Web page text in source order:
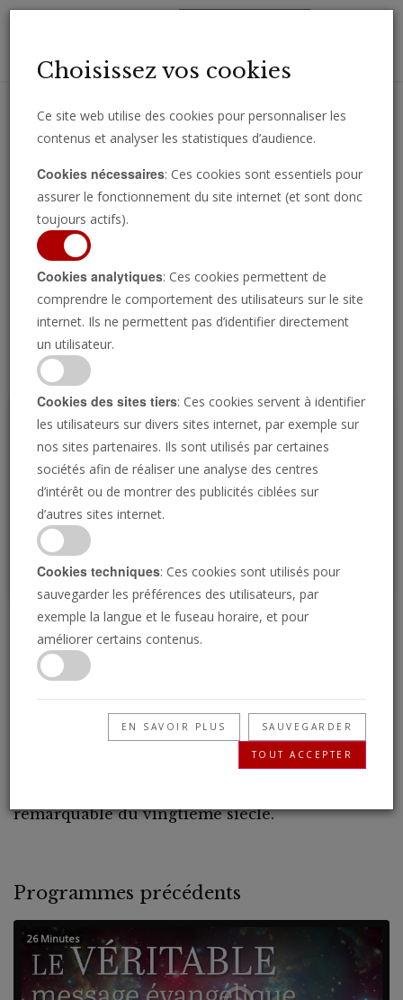
importantes directement par e-mail.
Regarder l’émission
P
Qui était Herbert W.
Armstrong ?
29/06/2018 • 3 Minutes
Herbert W. Armstrong fut l'un des dirigeants
remarquable du vingtième siècle.
Programmes précédents
26 Minutes
Choisissez vos cookies
Ce site web utilise des cookies pour personnaliser les
contenus et analyser les statistiques d’audience.
Cookies nécessaires: Ces cookies sont essentiels pour
assurer le fonctionnement du site internet (et sont donc
toujours actifs).
Cookies analytiques: Ces cookies permettent de
comprendre le comportement des utilisateurs sur le site
internet. Ils ne permettent pas d’identifier directement
un utilisateur.
Cookies des sites tiers: Ces cookies servent à identifier
les utilisateurs sur divers sites internet, par exemple sur
nos sites partenaires. Ils sont utilisés par certaines
sociétés afin de réaliser une analyse des centres
d’intérêt ou de montrer des publicités ciblées sur
d’autres sites internet.
Cookies techniques: Ces cookies sont utilisés pour
sauvegarder les préférences des utilisateurs, par
exemple la langue et le fuseau horaire, et pour
améliorer certains contenus.
EN SAVOIR PLUS SAUVEGARDER
TOUT ACCEPTER